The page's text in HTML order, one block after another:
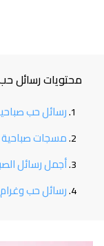
محتويات رسائل حب رومانسية
رسائل حب
مسجات صباحية
أجمل رسائل
رسائل حب